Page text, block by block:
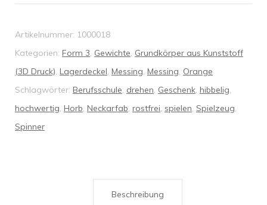
Artikelnummer: 1000018
Kategorien: Form 3, Gewichte, Grundkörper aus Kunststoff
(3D Druck), Lagerdeckel, Messing, Messing, Orange
Schlagwörter: Berufsschule, drehen, Geschenk, hibbelig,
hochwertig, Horb, Neckarfab, rostfrei, spielen, Spielzeug,
Spinner
Beschreibung